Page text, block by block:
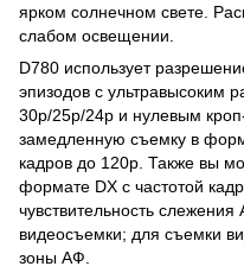
ярком солнечном свете.
слабом освещении.
D780 использует
эпизодов с ультравысоким
30p/25p/24p и нулевым
замедленную съемку в
кадров до 120p. Также вы
формате DX с частотой
чувствительность
видеосъемки; для съемки
зоны АФ.